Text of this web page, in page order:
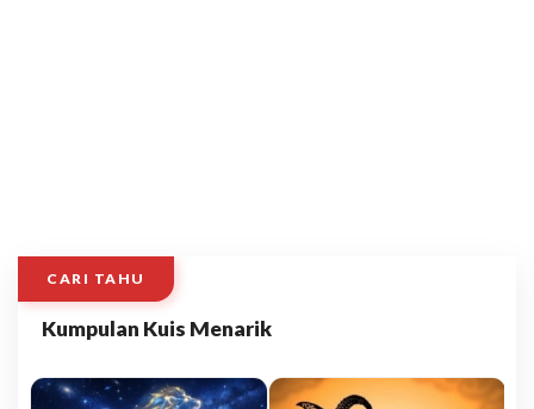
CARI TAHU
Kumpulan Kuis Menarik